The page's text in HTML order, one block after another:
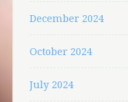
December 2024
October 2024
July 2024